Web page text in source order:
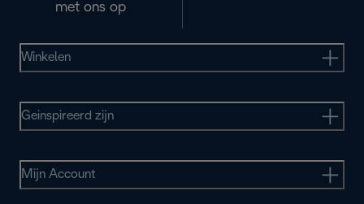
met ons op
Winkelen
Geinspireerd zijn
Mijn Account